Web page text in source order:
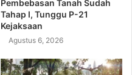
Pembebasan Tanah Sudah
Tahap I, Tunggu P-21
Kejaksaan
Agustus 6, 2026